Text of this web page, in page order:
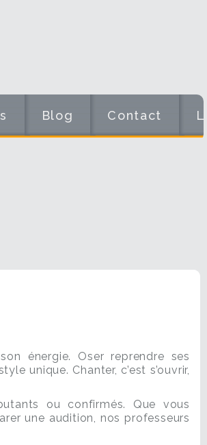
Blog Contact
énergie. Oser reprendre ses
unique. Chanter, c’est s’ouvrir,
ou confirmés. Que vous
une audition, nos professeurs